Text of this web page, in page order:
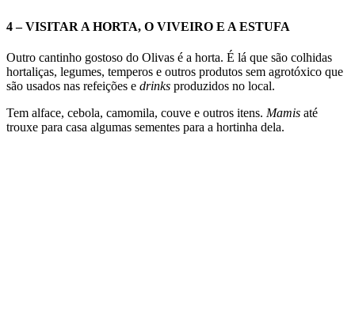
4 – VISITAR A HORTA, O VIVEIRO E A ESTUFA
​Outro cantinho gostoso do Olivas é a horta. É lá que são colhidas
hortaliças, legumes, temperos e outros produtos sem agrotóxico que
são usados nas refeições e drinks produzidos no local.
Tem alface, cebola, camomila, couve e outros itens. Mamis até
trouxe para casa algumas sementes para a hortinha dela.